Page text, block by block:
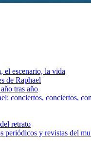
el escenario, la vida
de Raphael
tras aňo
conciertos, сonciertos,
retrato
periódicos y revistas del